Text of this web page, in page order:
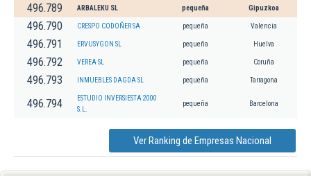
496.789 ARBALEKU SL pequeña Gipuzkoa
496.790 CRESPO CODOÑER SA pequeña Valencia
496.791 ERVUSYGON SL pequeña Huelva
496.792 VEREA SL pequeña Coruña
496.793 INMUEBLES DAGDA SL pequeña Tarragona
496.794
ESTUDIO INVERSIESTA 2000
S.L.
pequeña Barcelona
Ver Ranking de Empresas Nacional